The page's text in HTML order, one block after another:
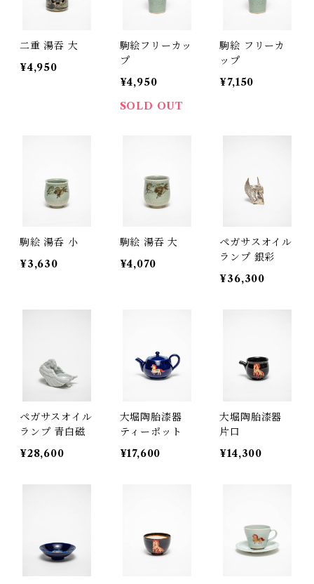
二重 湯吞 大
¥4,950
駒絵フリーカッ
プ
¥4,950
SOLD OUT
駒絵 フリーカ
ップ
¥7,150
駒絵 湯呑 小
¥3,630
駒絵 湯吞 大
¥4,070
ペガサスオイル
ランプ 銀彩
¥36,300
ペガサスオイル
ランプ 青白磁
¥28,600
大堀陶胎漆器
ティーポット
¥17,600
大堀陶胎漆器
片口
¥14,300